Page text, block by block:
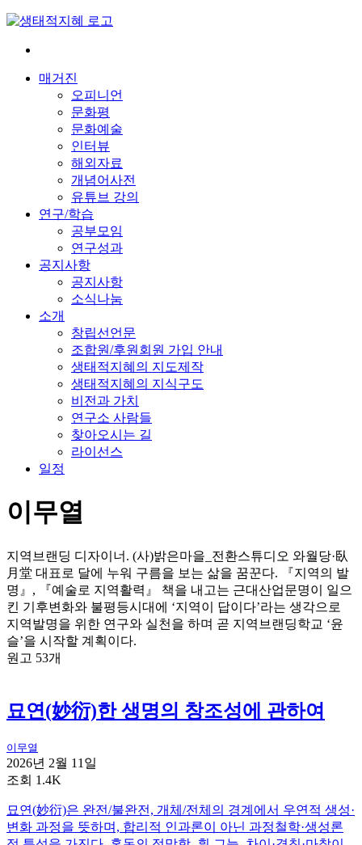
Skip
content
매거진
오피니언
문화평
문화예술
인터뷰
해외자료
개념어사전
유튜브 강의
연구/학습
공부모임
연구성과
공지사항
공지사항
소식나눔
소개
창립선언문
조합원/후원회원 가입 안내
생태적지혜의 지도제작
생태적지혜의 지식구도
비전과 가치
연구소 사람들
찾아오시는 길
라이선스
일정
이무열
지역브랜딩 디자이너. (사)밝은마을_전환스튜디오 와월당·臥
月堂 대표로 달에 누워 구름을 보는 삶을 꿈꾼다. 『지역의 발
명』, 『예술로 지역활력』 책을 내고는 근대산업문명이 일으
킨 기후변화와 불평등시대에 ‘지역이 답이다’라는 생각으로
지역발명을 위한 연구와 실천을 하며 곧 지역브랜딩학교 ‘윤
슬’을 시작할 계획이다.
원고 53개
묘연(妙衍)한 생명의 창조성에 관하여
이무열
2026년 2월 11일
조회 1.4K
묘연(妙衍)은 완전/불완전, 개체/전체의 경계에서 우연적 생성·
변화 과정을 뜻하며, 합리적 인과론이 아닌 과정철학·생성론